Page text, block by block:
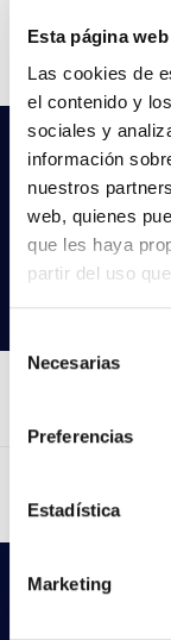
Esta página
Las cookies de
el contenido y
sociales y
información
nuestros
web, quienes
que les haya
partir del uso
Necesarias
Preferencias
Estadística
Marketing
CCT
Vous ne
cherchez?
Essayez